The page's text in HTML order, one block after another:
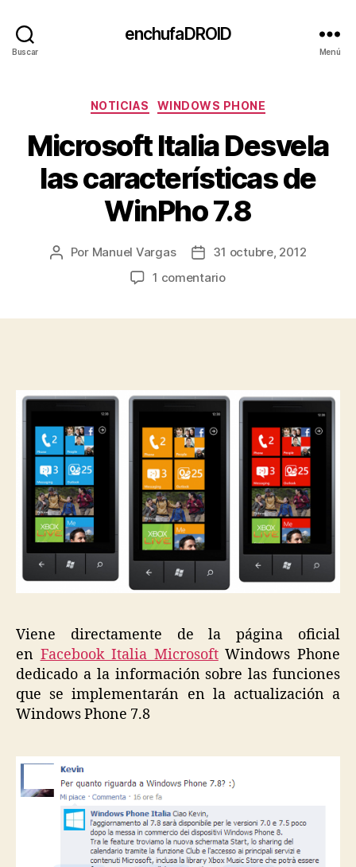
Buscar
enchufaDROID
Menú
Categorías
NOTICIAS WINDOWS PHONE
Microsoft Italia Desvela
las características de
WinPho 7.8
Autor
Por Manuel Vargas
Fecha31 octubre, 2012
1 comentarioen
WinPho
Viene directamente de la página oficial
en Facebook Italia MicrosoftWindows Phone
dedicado a la información sobre las funciones
que se implementarán en la actualización a
Windows Phone 7.8